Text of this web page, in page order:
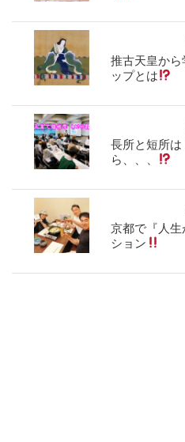
推古天皇か
ップとは
長所と短所
ら、、、
京都で『人
ション